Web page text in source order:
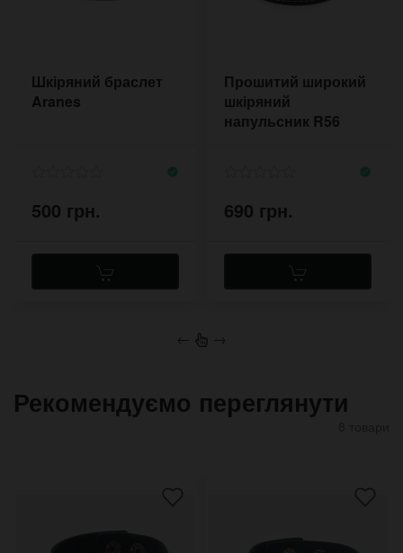
Шкіряний браслет
Aranes
500 грн.
Прошитий широкий
шкіряний
напульсник R56
690 грн.
← →
Рекомендуємо переглянути